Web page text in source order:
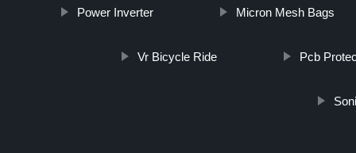
Power Inverter Micron Mesh Bags
Vr Bicycle Ride Pcb